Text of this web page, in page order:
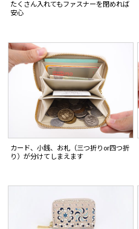
たくさん入れてもファスナーを閉めれば
安心
カード、小銭、お札（三つ折りor四つ折
り）が分けてしまえます